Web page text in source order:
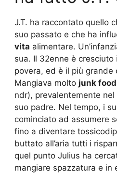
J.T. ha raccontato quello
suo passato e che ha
vita alimentare.
sua. Il 32enne è cresciuto
povera, ed è il più grande
Mangiava molto junk food
ndr), prevalentemente
suo padre. Nel tempo, i
cominciato ad assumere
fino a diventare
buttato all’aria tutti i
quel punto Julius ha
mangiare spazzatura e in